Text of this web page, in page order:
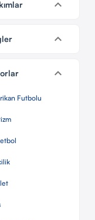
keyboard_arrow_down
keyboard_arrow_down
keyboard_arrow_down
Futbolu